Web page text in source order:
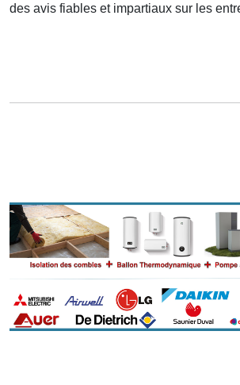
des avis fiables et impartiaux sur les